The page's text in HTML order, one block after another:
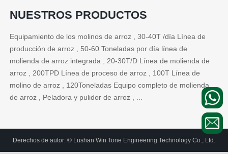
NUESTROS PRODUCTOS
Equipamiento de los molinos de arroz , 30-40T /día Línea de
producción de arroz , 50-60 Toneladas por día línea de
molienda de arroz integrada , 20-30T/D Línea de molienda de
arroz , 200TPD Línea de proceso de arroz , 100T Línea de
molino de arroz , 120Toneladas Equipo completo de molienda
de arroz , Peladora y pulidor de arroz , ...
Derechos de autor: © Lushan Win Tone Engineering Technology Co., Ltd.